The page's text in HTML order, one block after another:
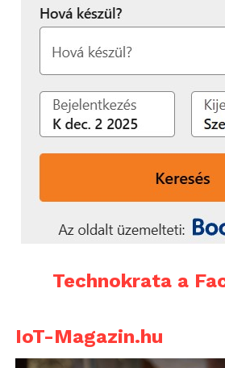
Technokrata a
IoT-Magazin.hu